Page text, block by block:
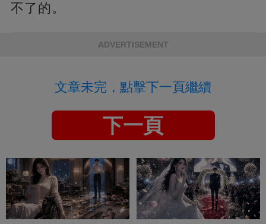
不了的。
ADVERTISEMENT
文章未完，點擊下一頁繼續
下一頁